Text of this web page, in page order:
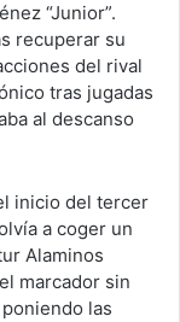
“Junior”.
recuperar su
del rival
tras jugadas
al descanso
inicio del tercer
a coger un
Alaminos
marcador sin
las